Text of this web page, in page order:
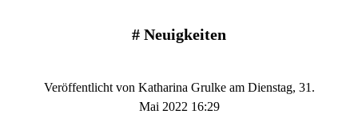
# Neuigkeiten
Veröffentlicht von Katharina Grulke am Dienstag, 31.
Mai 2022 16:29